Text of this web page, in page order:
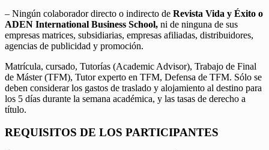
– Ningún colaborador directo o indirecto de Revista Vida y Éxito o
ADEN International Business School, ni de ninguna de sus
empresas matrices, subsidiarias, empresas afiliadas, distribuidores,
agencias de publicidad y promoción.
Matrícula, cursado, Tutorías (Academic Advisor), Trabajo de Final
de Máster (TFM), Tutor experto en TFM, Defensa de TFM. Sólo se
deben considerar los gastos de traslado y alojamiento al destino para
los 5 días durante la semana académica, y las tasas de derecho a
título.
REQUISITOS DE LOS PARTICIPANTES